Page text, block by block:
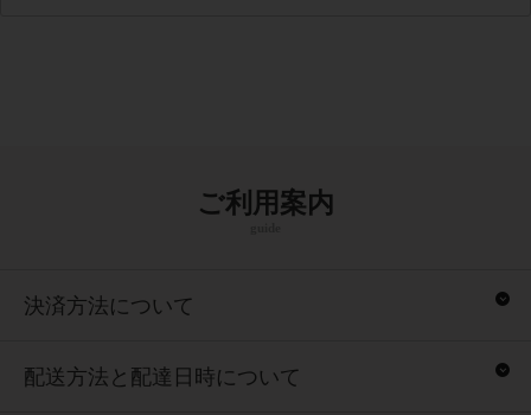
ご利用案内
決済方法について
配送方法と配達日時について